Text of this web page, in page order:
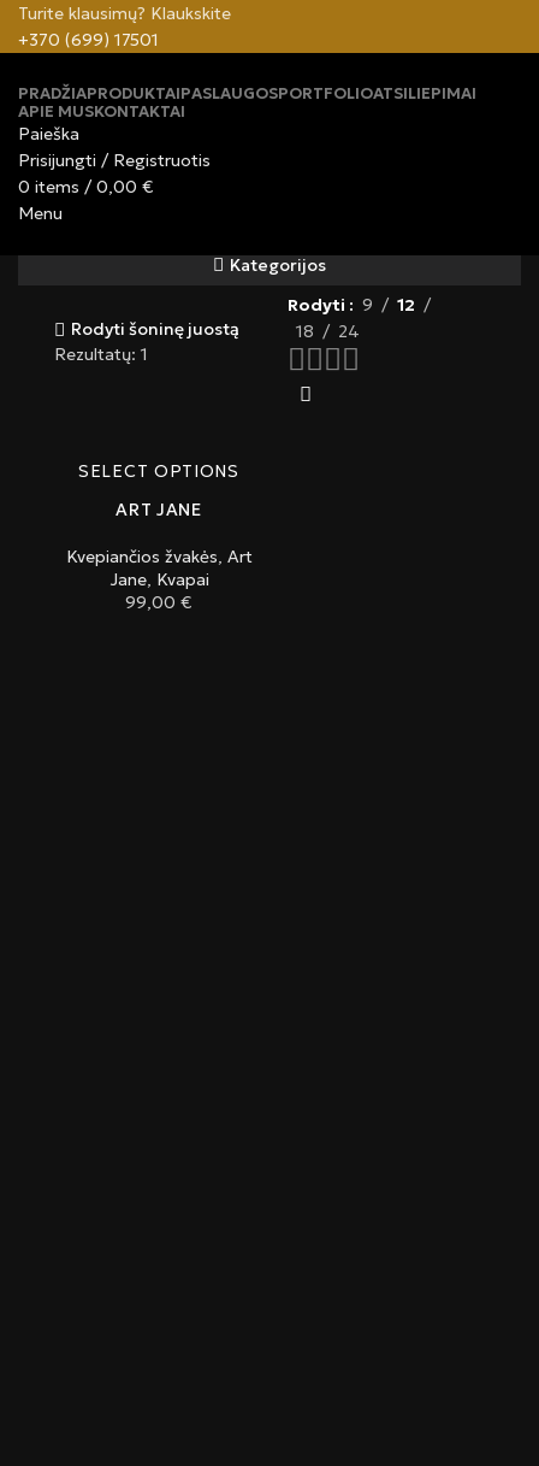
Turite klausimų? Klaukskite
+370 (699) 17501
PRADŽIAPRODUKTAIPASLAUGOSPORTFOLIOATSILIEPIMAI
APIE MUSKONTAKTAI
Paieška
Prisijungti / Registruotis
0 items / 0,00 €
Menu
Kategorijos
Rodyti šoninę juostą
Rezultatų: 1
Rodyti 9
12
18
24
SELECT OPTIONS
ART JANE
Kvepiančios žvakės, Art
Jane, Kvapai
99,00 €